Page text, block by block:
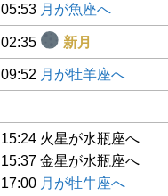
05:53 月が魚座へ
02:35 新月
09:52 月が牡羊座へ
15:24 火星が水瓶座へ
15:37 金星が水瓶座へ
17:00 月が牡牛座へ